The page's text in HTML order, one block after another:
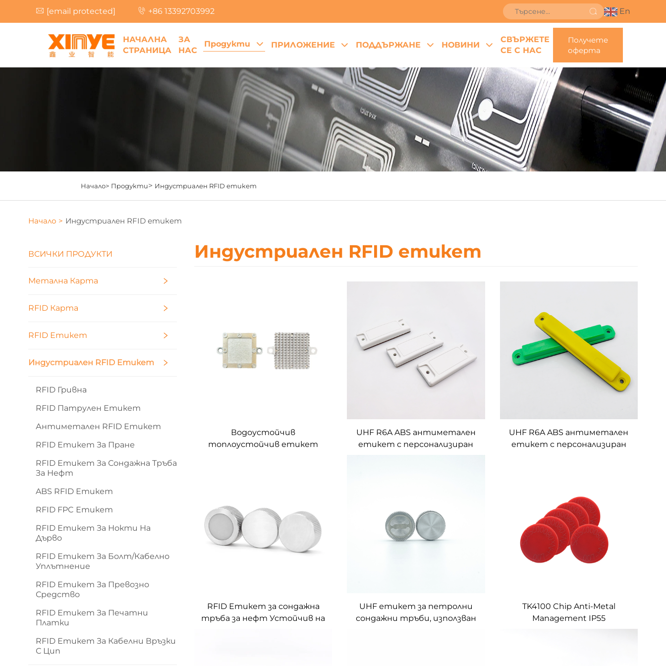
[email protected] +86 13392703992 En
НАЧАЛНА
СТРАНИЦА
ЗА
НАС
Продукти ПРИЛОЖЕНИЕ ПОДДЪРЖАНЕ НОВИНИ
СВЪРЖЕТЕ
СЕ С НАС
Получете
оферта
Начало> Продукти> Индустриален RFID етикет
Начало > Индустриален RFID етикет
ВСИЧКИ ПРОДУКТИ
Метална Карта
RFID Карта
RFID Етикет
Индустриален RFID Етикет
RFID Гривна
RFID Патрулен Етикет
Антиметален RFID Етикет
RFID Етикет За Пране
RFID Етикет За Сондажна Тръба
За Нефт
ABS RFID Етикет
RFID FPC Етикет
RFID Етикет За Нокти На
Дърво
RFID Етикет За Болт/кабелно
Уплътнение
RFID Етикет За Превозно
Средство
RFID Етикет За Печатни
Платки
RFID Етикет За Кабелни Връзки
С Цип
Индустриален RFID етикет
Водоустойчив
топлоустойчив етикет
UHF R6A ABS антиметален
етикет с персонализиран
UHF R6A ABS антиметален
етикет с персонализиран
RFID Етикет за сондажна
тръба за нефт Устойчив на
UHF етикет за петролни
сондажни тръби, използван
TK4100 Chip Anti-Metal
Management IP55